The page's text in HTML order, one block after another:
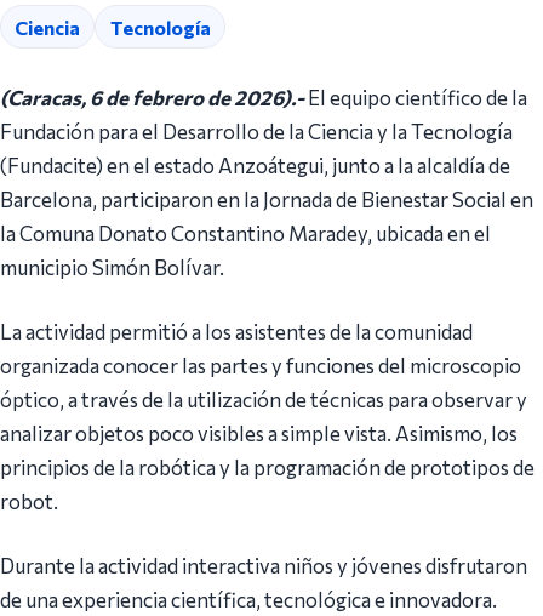
Ciencia Tecnología
(Caracas, 6 de febrero de 2026).-El equipo científico de la
Fundación para el Desarrollo de la Ciencia y la Tecnología
(Fundacite) en el estado Anzoátegui, junto a la alcaldía de
Barcelona, participaron en la Jornada de Bienestar Social en
la Comuna Donato Constantino Maradey, ubicada en el
municipio Simón Bolívar.
La actividad permitió a los asistentes de la comunidad
organizada conocer las partes y funciones del microscopio
óptico, a través de la utilización de técnicas para observar y
analizar objetos poco visibles a simple vista. Asimismo, los
principios de la robótica y la programación de prototipos de
robot.
Durante la actividad interactiva niños y jóvenes disfrutaron
de una experiencia científica, tecnológica e innovadora.